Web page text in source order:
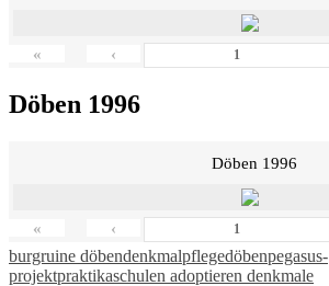
« ‹
Döben 1996
Döben 1996
« ‹
burgruine döbendenkmalpflegedöbenpegasus-
projektpraktikaschulen adoptieren denkmale